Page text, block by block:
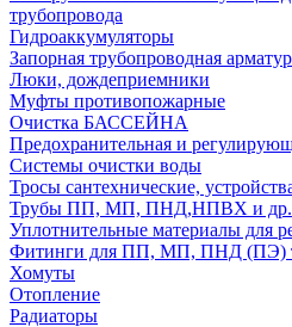
трубопровода
Гидроаккумуляторы
Запорная трубопроводная
Люки, дождеприемники
Муфты противопожарные
Очистка БАССЕЙНА
Предохранительная и
Системы очистки воды
Тросы сантехнические,
Трубы ПП, МП, ПНД,НПВХ и др.
Уплотнительные материалы для
Фитинги для ПП, МП, ПНД (ПЭ)
Хомуты
Отопление
Радиаторы